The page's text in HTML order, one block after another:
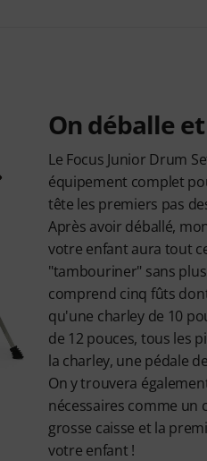
On déballe
Le Focus Junior Drum
équipement complet
tête les premiers pas
Après avoir déballé,
votre enfant aura tout
"tambouriner" sans
comprend cinq fûts
qu'une charley de 10
de 12 pouces, tous les
la charley, une pédale
On y trouvera
nécessaires comme
grosse caisse et la
votre enfant !